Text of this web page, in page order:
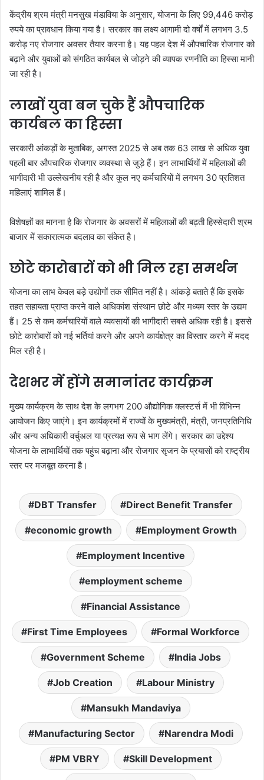
केंद्रीय श्रम मंत्री मनसुख मंडाविया के अनुसार, योजना के लिए 99,446 करोड़
रुपये का प्रावधान किया गया है। सरकार का लक्ष्य आगामी दो वर्षों में लगभग 3.5
करोड़ नए रोजगार अवसर तैयार करना है। यह पहल देश में औपचारिक रोजगार को
बढ़ाने और युवाओं को संगठित कार्यबल से जोड़ने की व्यापक रणनीति का हिस्सा मानी
जा रही है।
लाखों युवा बन चुके हैं औपचारिक
कार्यबल का हिस्सा
सरकारी आंकड़ों के मुताबिक, अगस्त 2025 से अब तक 63 लाख से अधिक युवा
पहली बार औपचारिक रोजगार व्यवस्था से जुड़े हैं। इन लाभार्थियों में महिलाओं की
भागीदारी भी उल्लेखनीय रही है और कुल नए कर्मचारियों में लगभग 30 प्रतिशत
महिलाएं शामिल हैं।
विशेषज्ञों का मानना है कि रोजगार के अवसरों में महिलाओं की बढ़ती हिस्सेदारी श्रम
बाजार में सकारात्मक बदलाव का संकेत है।
छोटे कारोबारों को भी मिल रहा समर्थन
योजना का लाभ केवल बड़े उद्योगों तक सीमित नहीं है। आंकड़े बताते हैं कि इसके
तहत सहायता प्राप्त करने वाले अधिकांश संस्थान छोटे और मध्यम स्तर के उद्यम
हैं। 25 से कम कर्मचारियों वाले व्यवसायों की भागीदारी सबसे अधिक रही है। इससे
छोटे कारोबारों को नई भर्तियां करने और अपने कार्यक्षेत्र का विस्तार करने में मदद
मिल रही है।
देशभर में होंगे समानांतर कार्यक्रम
मुख्य कार्यक्रम के साथ देश के लगभग 200 औद्योगिक क्लस्टर्स में भी विभिन्न
आयोजन किए जाएंगे। इन कार्यक्रमों में राज्यों के मुख्यमंत्री, मंत्री, जनप्रतिनिधि
और अन्य अधिकारी वर्चुअल या प्रत्यक्ष रूप से भाग लेंगे। सरकार का उद्देश्य
योजना के लाभार्थियों तक पहुंच बढ़ाना और रोजगार सृजन के प्रयासों को राष्ट्रीय
स्तर पर मजबूत करना है।
DBT Transfer Direct Benefit Transfer
economic growth Employment Growth
Employment Incentive
employment scheme
Financial Assistance
First Time Employees Formal Workforce
Government Scheme India Jobs
Job Creation Labour Ministry
Mansukh Mandaviya
Manufacturing Sector Narendra Modi
PM VBRY Skill Development